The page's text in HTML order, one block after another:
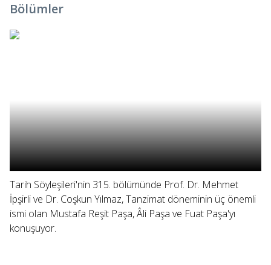
Bölümler
Tarih Söyleşileri'nin 315. bölümünde Prof. Dr. Mehmet
İpşirli ve Dr. Coşkun Yılmaz, Tanzimat döneminin üç önemli
ismi olan Mustafa Reşit Paşa, Âli Paşa ve Fuat Paşa'yı
konuşuyor.